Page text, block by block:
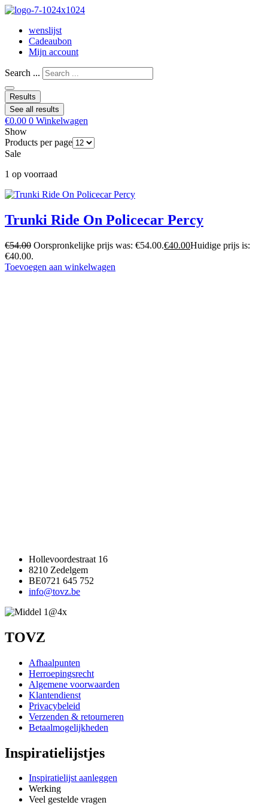
wenslijst
Cadeaubon
Mijn account
Search ...
Results
See all results
€0.00 0 Winkelwagen
Show
Products per page
Sale
1 op voorraad
Trunki Ride On Policecar Percy
€54.00 Oorspronkelijke prijs was: €54.00.€40.00Huidige prijs is:
€40.00.
Toevoegen aan winkelwagen
Hollevoordestraat 16
8210 Zedelgem
BE0721 645 752
info@tovz.be
TOVZ
Afhaalpunten
Herroepingsrecht
Algemene voorwaarden
Klantendienst
Privacybeleid
Verzenden & retourneren
Betaalmogelijkheden
Inspiratielijstjes
Inspiratielijst aanleggen
Werking
Veel gestelde vragen